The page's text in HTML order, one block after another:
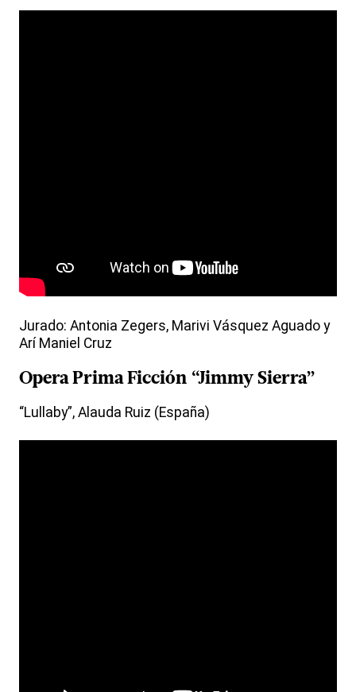
Jurado: Antonia Zegers, Marivi Vásquez Aguado y
Arí Maniel Cruz
Opera Prima Ficción “Jimmy Sierra”
“Lullaby”, Alauda Ruiz (España)